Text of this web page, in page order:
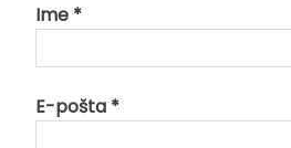
Ime *
E-pošta *